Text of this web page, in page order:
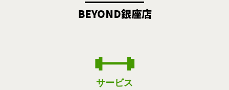
BEYOND銀座店
サービス